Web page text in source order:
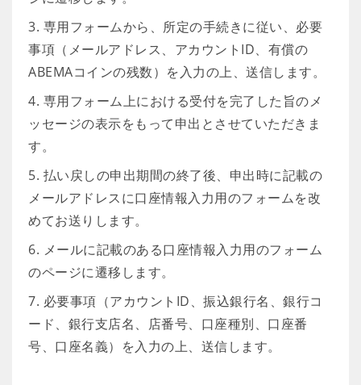
3. 専用フォームから、所定の手続きに従い、必要
事項（メールアドレス、アカウントID、有償の
ABEMAコインの残数）を入力の上、送信します。
4. 専用フォーム上における受付を完了した旨のメ
ッセージの表示をもって申出とさせていただきま
す。
5. 払い戻しの申出期間の終了後、申出時に記載の
メールアドレスに口座情報入力用のフォームを改
めてお送りします。
6. メールに記載のある口座情報入力用のフォーム
のページに遷移します。
7. 必要事項（アカウントID、振込銀行名、銀行コ
ード、銀行支店名、店番号、口座種別、口座番
号、口座名義）を入力の上、送信します。